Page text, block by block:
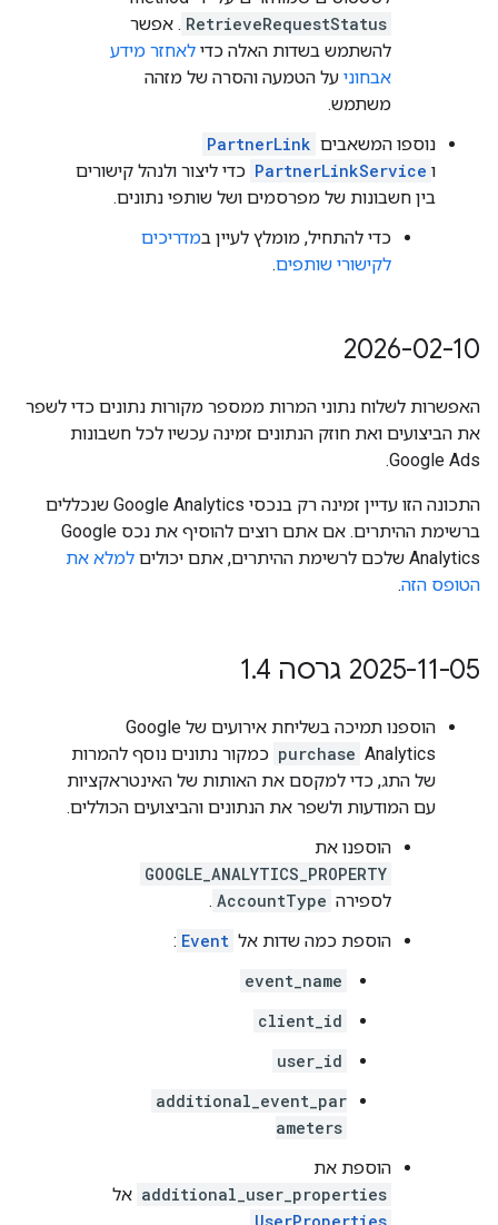
RetrieveRequestStatus . אפשר
להשתמש בשדות האלה כדי לאחזר מידע
אבחוני על הטמעה והסרה של מזהה
משתמש.
נוספו המשאבים PartnerLink
ו PartnerLinkService כדי ליצור ולנהל קישורים
בין חשבונות של מפרסמים ושל שותפי נתונים.
כדי להתחיל, מומלץ לעיין במדריכים
לקישורי שותפים.
2026-02-10
האפשרות לשלוח נתוני המרות ממספר מקורות נתונים כדי לשפר
את הביצועים ואת חוזק הנתונים זמינה עכשיו לכל חשבונות
Google Ads.
התכונה הזו עדיין זמינה רק בנכסי Google Analytics שנכללים
ברשימת ההיתרים. אם אתם רוצים להוסיף את נכס Google
Analytics שלכם לרשימת ההיתרים, אתם יכולים
למלא את
הטופס הזה.
‫2025-11-05 גרסה 1 .4
הוספנו תמיכה בשליחת אירועים של Google
Analytics
purchase כמקור נתונים נוסף להמרות
של התג, כדי למקסם את האותות של האינטראקציות
עם המודעות ולשפר את הנתונים והביצועים הכוללים.
הוספנו את
GOOGLE_ANALYTICS_PROPERTY
לספירה AccountType
.
הוספת כמה שדות אל Event
:
event_name
client_id
user_id
additional_event_par
ameters
הוספת את
additional_user_properties אל